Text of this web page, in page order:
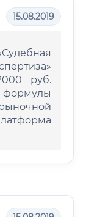
15.08.2019
руб.